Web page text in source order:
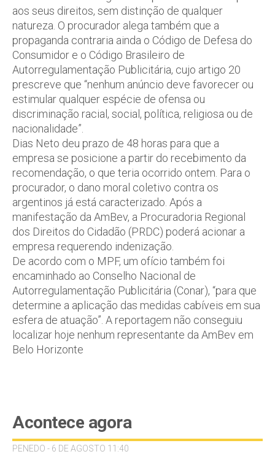
aos seus direitos, sem distinção de qualquer
natureza. O procurador alega também que a
propaganda contraria ainda o Código de Defesa do
Consumidor e o Código Brasileiro de
Autorregulamentação Publicitária, cujo artigo 20
prescreve que “nenhum anúncio deve favorecer ou
estimular qualquer espécie de ofensa ou
discriminação racial, social, política, religiosa ou de
nacionalidade”.
Dias Neto deu prazo de 48 horas para que a
empresa se posicione a partir do recebimento da
recomendação, o que teria ocorrido ontem. Para o
procurador, o dano moral coletivo contra os
argentinos já está caracterizado. Após a
manifestação da AmBev, a Procuradoria Regional
dos Direitos do Cidadão (PRDC) poderá acionar a
empresa requerendo indenização.
De acordo com o MPF, um ofício também foi
encaminhado ao Conselho Nacional de
Autorregulamentação Publicitária (Conar), “para que
determine a aplicação das medidas cabíveis em sua
esfera de atuação”. A reportagem não conseguiu
localizar hoje nenhum representante da AmBev em
Belo Horizonte
Acontece agora
PENEDO - 6 DE AGOSTO 11:40